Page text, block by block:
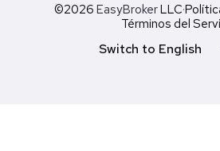
©2026 EasyBrokerLLC·
Términos del
Switch to English